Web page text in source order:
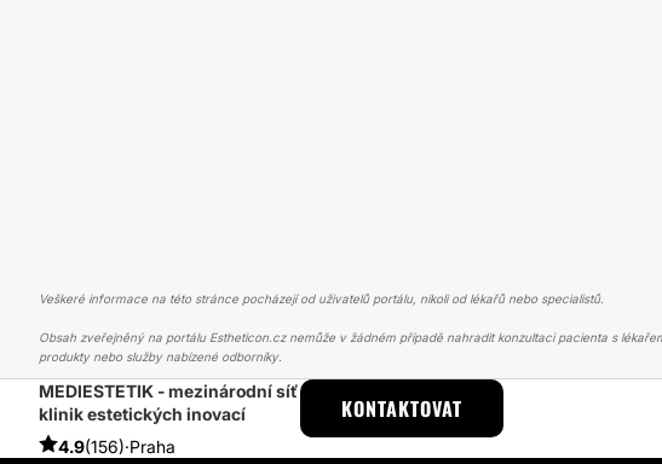
Veškeré informace na této stránce pocházejí od uživatelů portálu, nikoli od lékařů nebo specialistů.
Obsah zveřejněný na portálu Estheticon.cz nemůže v žádném případě nahradit konzultaci pacienta s
produkty nebo služby nabízené odborníky.
MEDIESTETIK - mezinárodní síť
klinik estetických inovací
4.9(156)·Praha
KONTAKTOVAT
ESTHETICON PŘÍBĚHY PŘÍBĚHY TÝKAJÍCÍ SE ZÁKROKU INJEKČNÍ VÝPLNĚ